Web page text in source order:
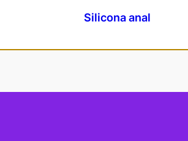
Silicona anal